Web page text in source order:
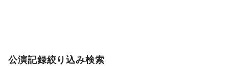
公演記録絞り込み検索